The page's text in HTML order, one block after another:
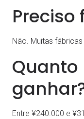
Não. Muitas
Quanto
Entre ¥240.000 e